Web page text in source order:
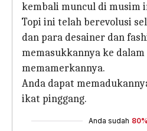
kembali muncul di musim
Topi ini telah berevolusi
dan para desainer dan
memasukkannya ke
memamerkannya.
Anda dapat
ikat pinggang.
Anda sudah 80%